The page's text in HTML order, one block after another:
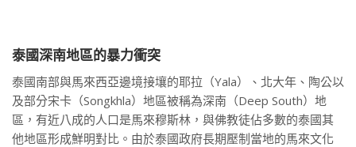
泰國深南地區的暴力衝突
泰國南部與馬來西亞邊境接壤的耶拉（Yala）、北大年、陶公以
及部分宋卡（Songkhla）地區被稱為深南（Deep South）地
區，有近八成的人口是馬來穆斯林，與佛教徒佔多數的泰國其
他地區形成鮮明對比。由於泰國政府長期壓制當地的馬來文化